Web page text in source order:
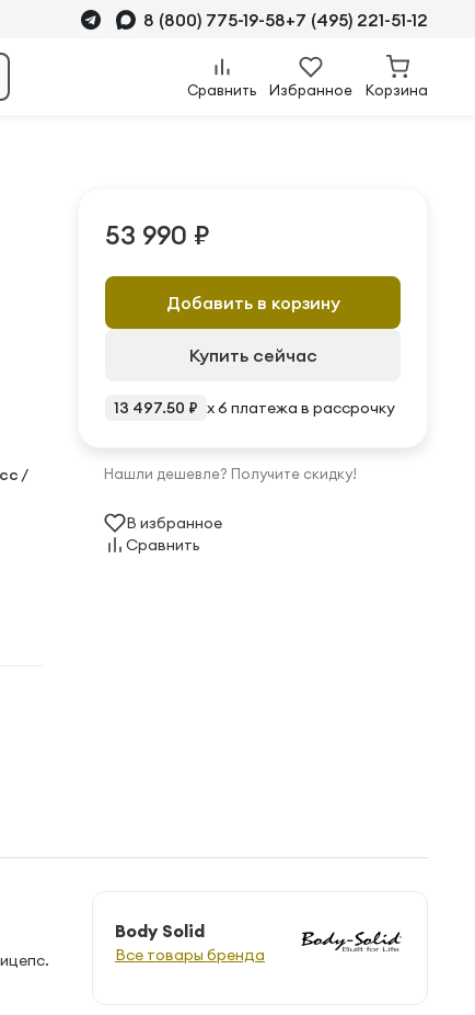
8 (800) 775-19-58+7 (495) 221-51-12
Сравнить Избранное Корзина
/
53 990 ₽
Добавить в корзину
Купить сейчас
13 497.50 ₽ x 6 платежа в рассрочку
Нашли дешевле? Получите скидку!
В избранное
Сравнить
Body Solid
Все товары бренда